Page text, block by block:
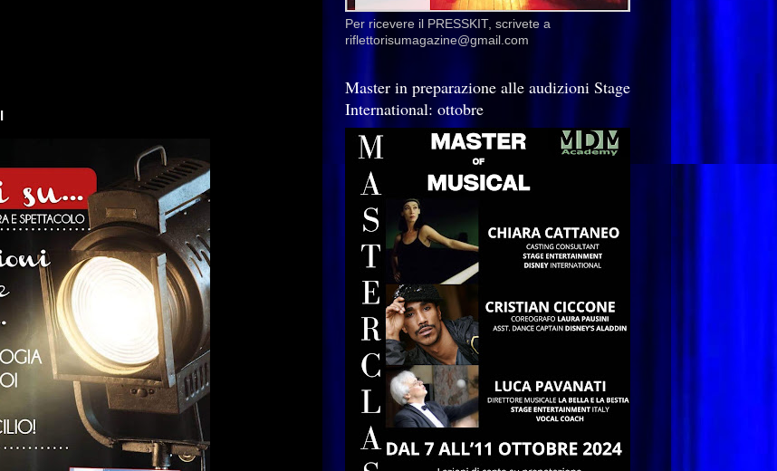
Per ricevere il PRESSKIT, scrivete a
riflettorisumagazine@gmail.com
Master in preparazione alle audizioni Stage
International: ottobre